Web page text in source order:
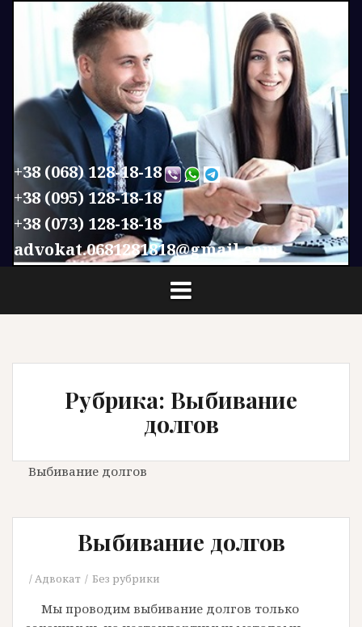
+38 (068) 128-18-18
+38 (095) 128-18-18
+38 (073) 128-18-18
advokat.0681281818@gmail.com
Рубрика: Выбивание
долгов
Выбивание долгов
Выбивание долгов
Адвокат Без рубрики
Мы проводим выбивание долгов только